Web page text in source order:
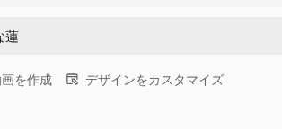
を作成 デザインをカスタマイズ